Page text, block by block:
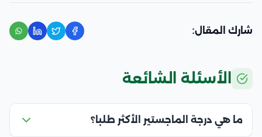
شارك المقال:
الأسئلة الشائعة
ما هي درجة الماجستير الأكثر طلبا؟